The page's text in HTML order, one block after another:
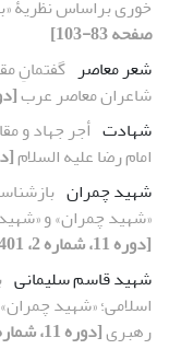
خوری براساس نظریۀ
صفحه 83-103]
شعر معاصر گفتمانِ
شاعران معاصر عرب[دوره 11،
شهادت أجر جهاد و
امام رضا علیه السلام
شهید چمران
«شهید چمران» و
[دوره 11، شماره 2، 1401، صفحه 155-185]
شهید قاسم سلیمانی
اسلامی؛ «شهید
رهبری[دوره 11، شماره 2، 1401، صفحه 155-185]